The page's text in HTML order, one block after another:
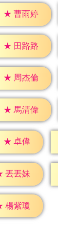
★ 曹雨婷
★ 田路路
★ 周杰倫
★ 馬清偉
★ 卓偉
丟丟妹
楊紫瓊